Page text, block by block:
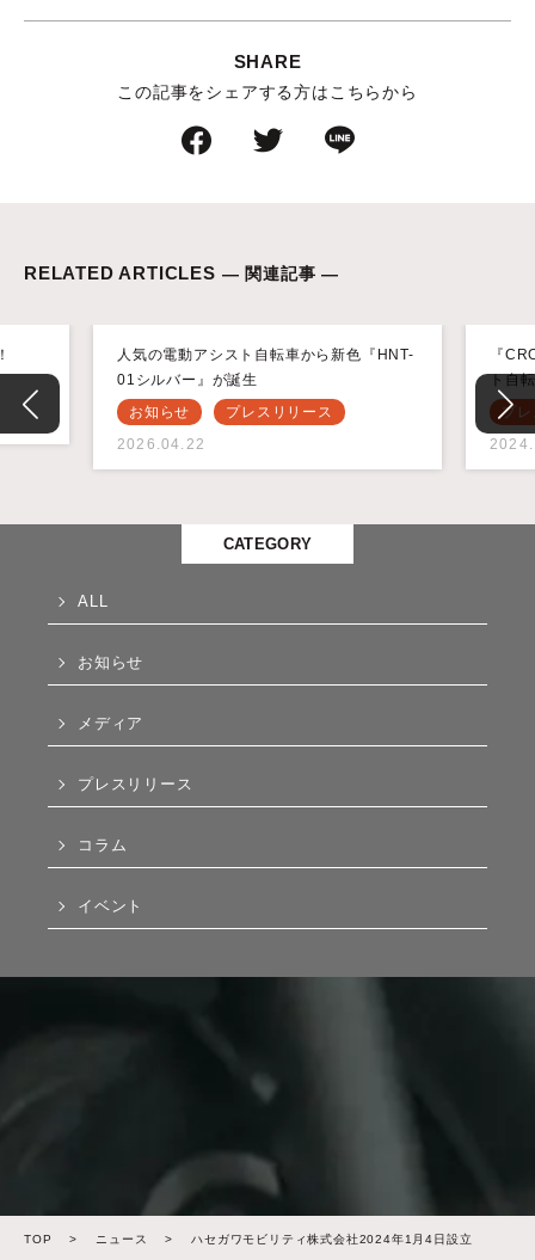
SHARE
この記事をシェアする方はこちらから
RELATED ARTICLES — 関連記事 —
人気の電動アシスト自転車から新色『HNT-
01シルバー』が誕生
お知らせ
プレスリリース
2026.04.22
『
ト自
プ
CATEGORY
ALL
お知らせ
メディア
プレスリリース
コラム
イベント
TOP > ニュース > ハセガワモビリティ株式会社2024年1月4日設立